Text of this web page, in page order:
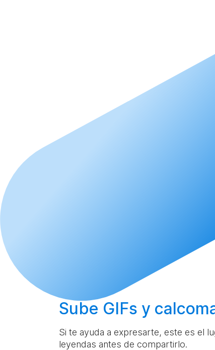
Sube GIFs y
Si te ayuda a expresarte, este es el
leyendas antes de compartirlo.